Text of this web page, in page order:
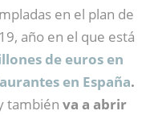
en el plan de
año en el que está
de euros en
en España.
también va a abrir